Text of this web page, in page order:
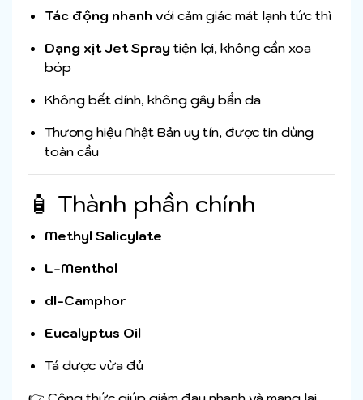
Tác động nhanh với cảm giác mát lạnh tức thì
Dạng xịt Jet Spray tiện lợi, không cần xoa
bóp
Không bết dính, không gây bẩn da
Thương hiệu Nhật Bản uy tín, được tin dùng
toàn cầu
🧴 Thành phần chính
Methyl Salicylate
L-Menthol
dl-Camphor
Eucalyptus Oil
Tá dược vừa đủ